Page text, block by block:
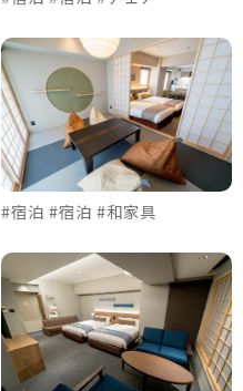
#宿泊 #宿泊 #和家具